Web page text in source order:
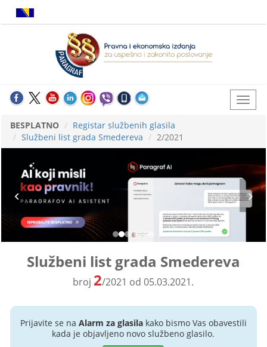
BESPLATNO
Registar službenih glasila
Službeni list grada Smedereva
2/2021
Službeni list grada Smedereva
broj 2/2021 od 05.03.2021.
Prijavite se na Alarm za glasilakako bismo Vas obavestili
kada je objavljeno novo službeno glasilo.